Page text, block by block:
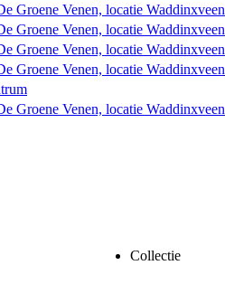
Groene Venen, locatie Waddinxveen
Groene Venen, locatie Waddinxveen
Groene Venen, locatie Waddinxveen
Groene Venen, locatie Waddinxveen
Groene Venen, locatie Waddinxveen
Collectie